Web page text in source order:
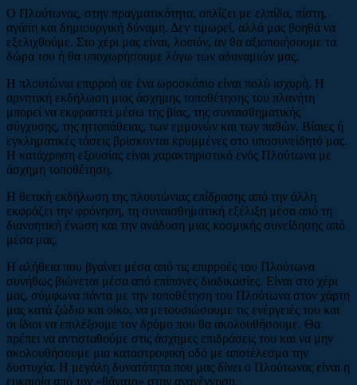
Ο Πλούτωνας, στην πραγματικότητα, οπλίζει με ελπίδα, πίστη,
αγάπη και δημιουργική δύναμη. Δεν τιμωρεί, αλλά μας βοηθά να
εξελιχθούμε. Στο χέρι μας είναι, λοιπόν, αν θα αξιοποιήσουμε τα
δώρα του ή θα υποχωρήσουμε λόγω των αδυναμιών μας.
Η πλουτώνια επιρροή σε ένα ωροσκόπιο είναι πολύ ισχυρή. Η
αρνητική εκδήλωση μιας άσχημης τοποθέτησης του πλανήτη
μπορεί να εκφραστεί μέσω της βίας, της συναισθηματικής
σύγχυσης, της ηττοπάθειας, των εμμονών και των παθών. Βίαιες ή
εγκληματικές τάσεις βρίσκονται κρυμμένες στο υποσυνείδητό μας.
Η κατάχρηση εξουσίας είναι χαρακτηριστικό ενός Πλούτωνα με
άσχημη τοποθέτηση.
Η θετική εκδήλωση της πλουτώνιας επίδρασης από την άλλη
εκφράζει την φρόνηση, τη συναισθηματική εξέλιξη μέσα από τη
διανοητική ένωση και την ανάδυση μιας κοσμικής συνείδησης από
μέσα μας.
Η αλήθεια που βγαίνει μέσα από τις επιρροές του Πλούτωνα
συνήθως βιώνεται μέσα από επίπονες διαδικασίες. Είναι στο χέρι
μας, σύμφωνα πάντα με την τοποθέτηση του Πλούτωνα στον χάρτη
μας κατά ζώδιο και οίκο, να μετουσιώσουμε τις ενέργειές του και
οι ίδιοι να επιλέξουμε τον δρόμο που θα ακολουθήσουμε. Θα
πρέπει να αντισταθούμε στις άσχημες επιδράσεις του και να μην
ακολουθήσουμε μια καταστροφική οδό με αποτέλεσμα την
δυστυχία. Η μεγάλη δυνατότητα που μας δίνει ο Πλούτωνας είναι η
ευκαιρία από τον «θάνατο» στην αναγέννηση.